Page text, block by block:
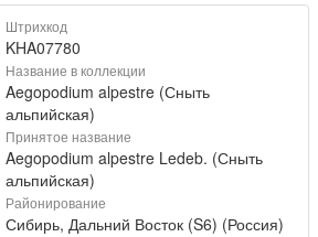
Штрихкод
KHA07780
Название в коллекции
Aegopodium alpestre (Сныть
альпийская)
Принятое название
Aegopodium alpestre Ledeb. (Сныть
альпийская)
Районирование
Сибирь, Дальний Восток (S6) (Россия)